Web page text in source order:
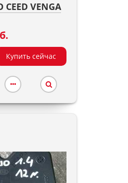
VENGA
Купить сейчас